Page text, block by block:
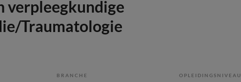
verpleegkundige
Traumatologie
BRANCHE OPLEIDINGSNIVEAU